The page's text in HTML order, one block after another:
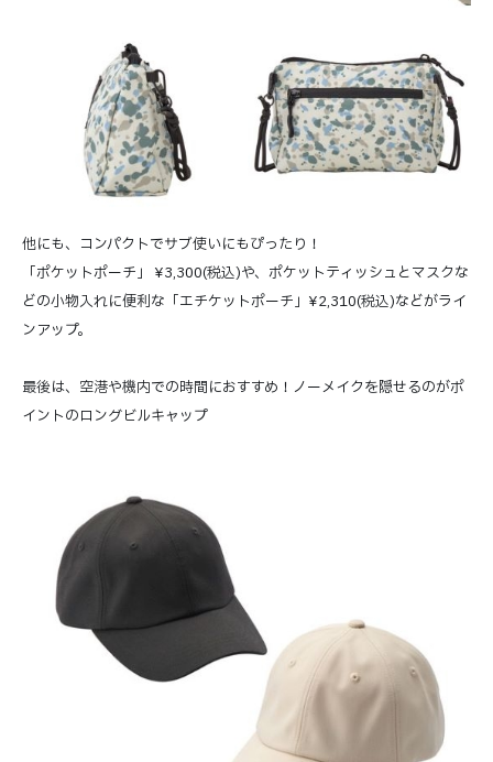
他にも、コンパクトでサブ使いにもぴったり！
「ポケットポーチ」 ¥3,300(税込)や、ポケットティッシュとマスクな
どの小物入れに便利な「エチケットポーチ」¥2,310(税込)などがライ
ンアップ。
最後は、空港や機内での時間におすすめ！ノーメイクを隠せるのがポ
イントのロングビルキャップ